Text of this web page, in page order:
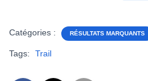
Catégories : RÉSULTATS MARQUANTS
Tags: Trail